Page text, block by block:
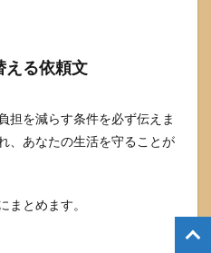
える依頼文
担を減らす条件を必ず伝えま
、あなたの生活を守ることが
まとめます。